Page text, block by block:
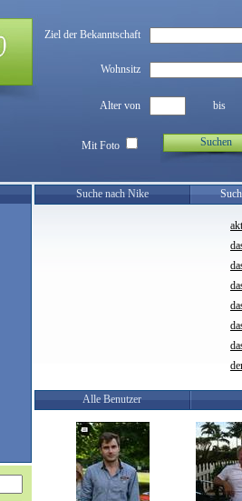
Ziel der Bekanntschaft
Wohnsitz
Alter von bis
Mit Foto Suchen
Suche nach Nike
Alle Benutzer